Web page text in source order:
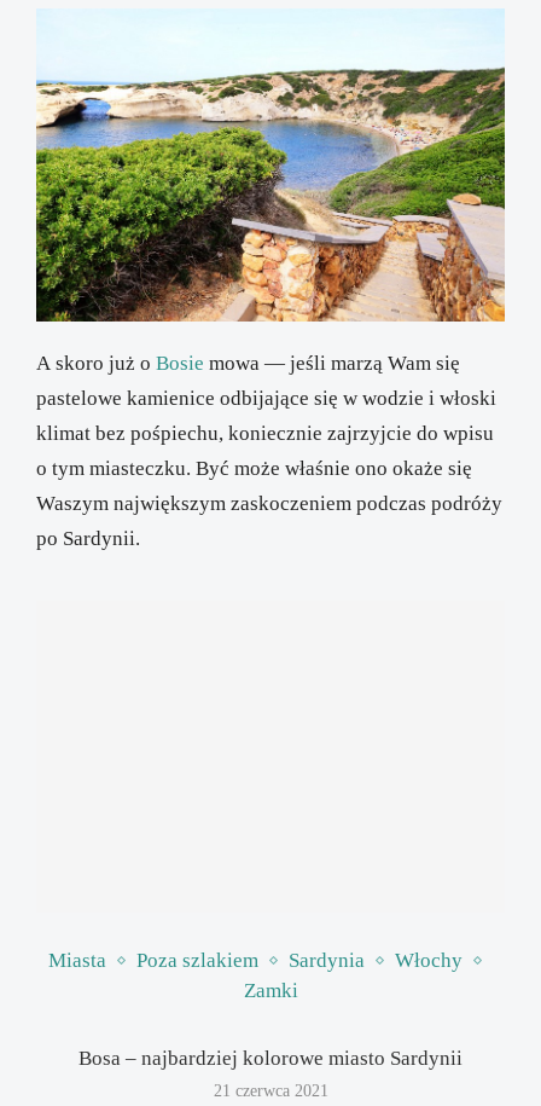
A skoro już o Bosie mowa — jeśli marzą Wam się
pastelowe kamienice odbijające się w wodzie i włoski
klimat bez pośpiechu, koniecznie zajrzyjcie do wpisu
o tym miasteczku. Być może właśnie ono okaże się
Waszym największym zaskoczeniem podczas podróży
po Sardynii.
Miasta Poza szlakiem Sardynia
Włochy
Zamki
Bosa – najbardziej kolorowe miasto Sardynii
21 czerwca 2021